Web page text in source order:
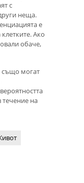
с
неща.
е
Ако
обаче,
също могат
течение на